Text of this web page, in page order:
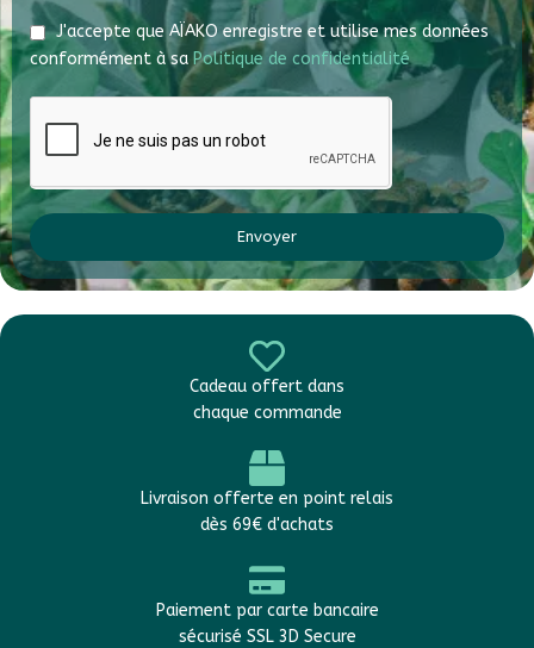
J'accepte que AÏAKO enregistre et utilise mes données
conformément à sa Politique de confidentialité
Envoyer
Cadeau offert dans
chaque commande
Livraison offerte en point relais
dès 69€ d'achats
Paiement par carte bancaire
sécurisé SSL 3D Secure